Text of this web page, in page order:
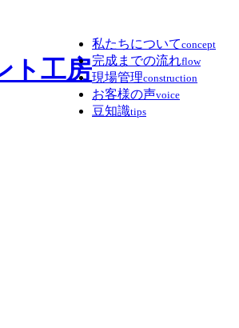
私たちについてconcept
完成までの流れflow
現場管理construction
お客様の声voice
豆知識tips